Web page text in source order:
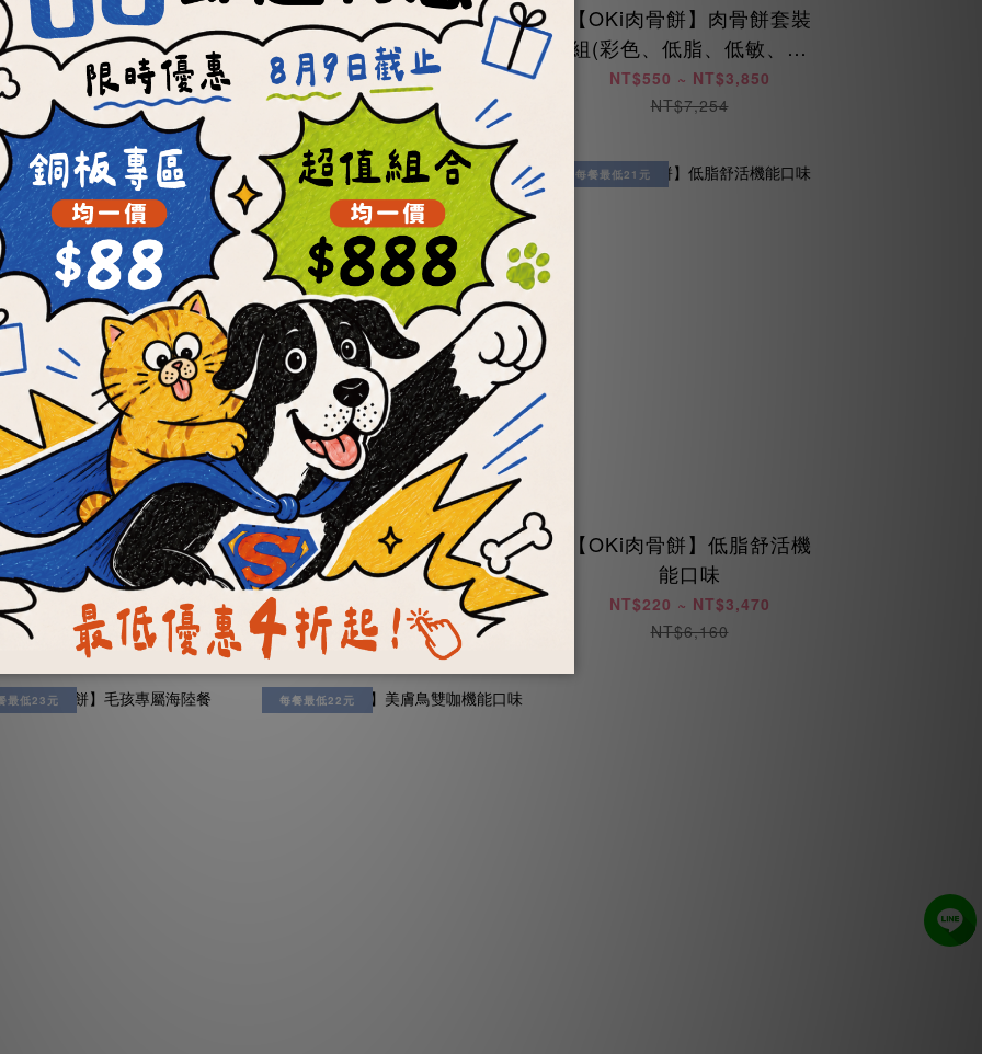
骨餅新手限定】任選
300元起 (每位會員限
購乙次)
NT$300 ~ NT$400
NT$560
✦冷凍✦【OKi肉骨餅】新
手免運綜合包(免運優惠每
人限用乙次)
NT$699
NT$1,008
【OKi肉骨餅】肉骨餅套裝
組(彩色、低脂、低敏、海
陸、美膚鳥)
NT$550 ~ NT$3,850
NT$7,254
員獨享
肉骨餅】滿漢全席套
餐組
NT$1,205 ~ NT$3,550
NT$6,472
每顆最低19元
【OKi肉骨餅】彩色均衡機
能口味
NT$199 ~ NT$3,160
NT$5,572
每餐最低21元
【OKi肉骨餅】低脂舒活機
能口味
NT$220 ~ NT$3,470
NT$6,160
最低23元 每餐最低22元